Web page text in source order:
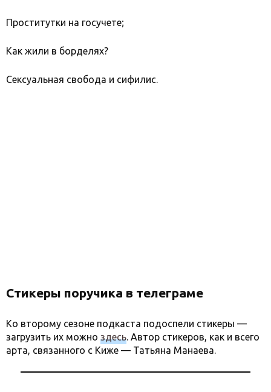
Проститутки на госучете;
Как жили в борделях?
Сексуальная свобода и сифилис.
Стикеры поручика в телеграме
Ко второму сезоне подкаста подоспели стикеры —
загрузить их можно здесь. Автор стикеров, как и всего
арта, связанного с Киже — Татьяна Манаева.